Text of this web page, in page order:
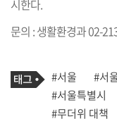
시한다.
문의 : 생활환경과 02-
기
사
관
련
태
태
그
#서울 #서
#서울특별시
#무더위 대책